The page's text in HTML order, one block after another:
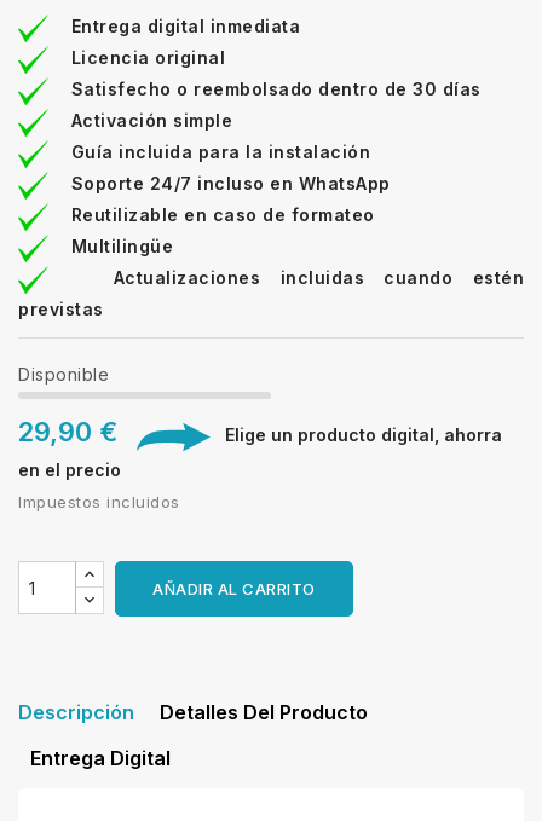
Entrega digital inmediata
Licencia original
Satisfecho o reembolsado dentro de 30 días
Activación simple
Guía incluida para la instalación
Soporte 24/7 incluso en WhatsApp
Reutilizable en caso de formateo
Multilingüe
Actualizaciones incluidas cuando estén
previstas
Disponible
29,90 €
Elige un producto digital, ahorra
en el precio
Impuestos incluidos
AÑADIR AL CARRITO
Descripción
Detalles Del Producto
Entrega Digital